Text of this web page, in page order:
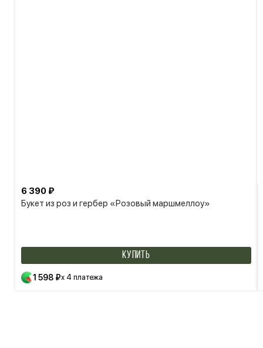
Букет из роз и гербер «Розовый маршмеллоу»
6 390 ₽
КУПИТЬ
1 598 ₽x 4 платежа